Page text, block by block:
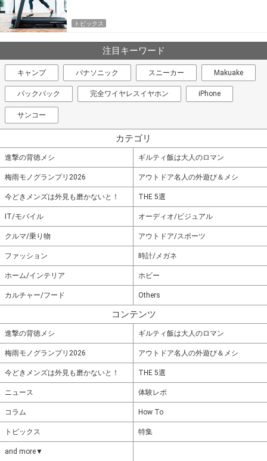
トピックス
注目キーワード
キャンプ パナソニック スニーカー Makuake
バックパック 完全ワイヤレスイヤホン iPhone
サンコー
カテゴリ
進撃の背徳メシ ギルティ飯は大人のロマン
梅雨モノグランプリ2026 アウトドア名人の外遊び＆メシ
今どきメンズは外見も磨かないと！ THE 5選
IT/モバイル オーディオ/ビジュアル
クルマ/乗り物 アウトドア/スポーツ
ファッション 時計/メガネ
ホーム/インテリア ホビー
カルチャー/フード Others
コンテンツ
進撃の背徳メシ ギルティ飯は大人のロマン
梅雨モノグランプリ2026 アウトドア名人の外遊び＆メシ
今どきメンズは外見も磨かないと！ THE 5選
ニュース 体験レポ
コラム How To
トピックス 特集
and more▼